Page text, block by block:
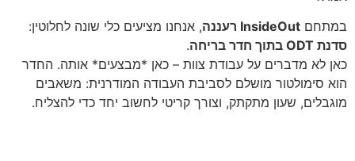
במתחם InsideOut רעננה
, אנחנו מציעים כלי שונה לחלוטין:
סדנת ODT בתוך חדר בריחה
.
כאן לא מדברים על עבודת צוות – כאן *מבצעים* אותה. החדר
הוא סימולטור מושלם לסביבת העבודה המודרנית: משאבים
מוגבלים, שעון מתקתק, וצורך קריטי לחשוב יחד כדי להצליח.